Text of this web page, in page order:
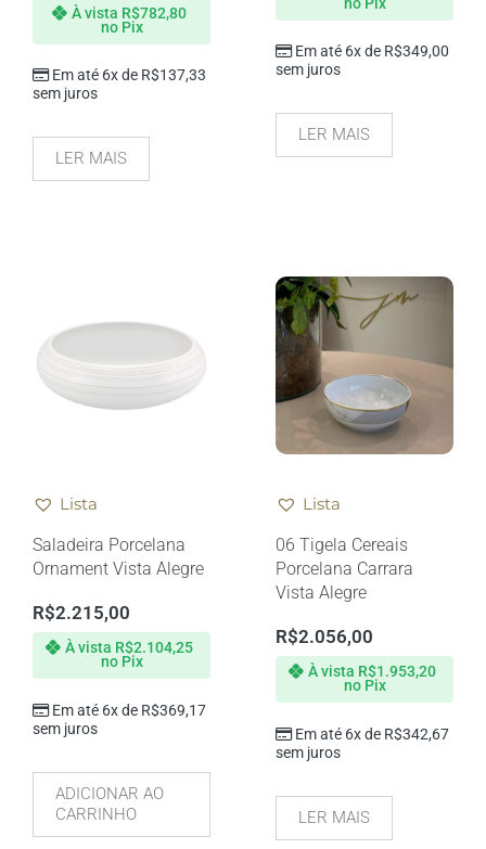
Em até 6x de R$137,33
sem juros
À vista R$782,80
no Pix
LER MAIS
Em até 6x de R$349,00
sem juros
LER MAIS
Lista
Saladeira Porcelana
Ornament Vista Alegre
R$2.215,00
Em até 6x de R$369,17
sem juros
À vista R$2.104,25
no Pix
ADICIONAR AO
CARRINHO
Lista
06 Tigela Cereais
Porcelana Carrara
Vista Alegre
R$2.056,00
Em até 6x de R$342,67
sem juros
À vista R$1.953,20
no Pix
LER MAIS